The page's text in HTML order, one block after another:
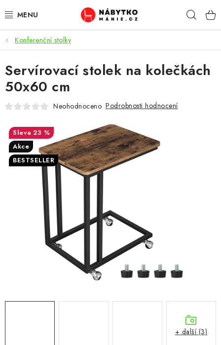
na
OBÝVACÍ POKOJ
KUCHYŇ A JÍDELNA
LOŽNICE
KANCELÁŘ / PRACOVNA
KOUPELNA A WC
CHOVATELSKÉ POTŘEBY
DOPLŇKY A DEKORACE
OSTATNÍ
Konferenční stolky
Servírovací stolek na kolečkách
50x60 cm
Neohodnoceno Podrobnosti hodnocení
23 %
Akce
BESTSELLER
+ další (3)